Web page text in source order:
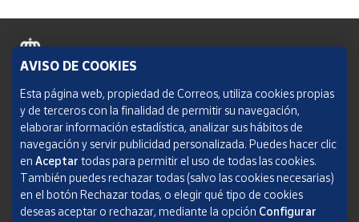
Política de cookies
Aviso legal
Condiciones del servicio
Política de Privacidad Web
AVISO DE COOKIES
Esta página web, propiedad de Correos, utiliza cookies propias
y de terceros con la finalidad de permitir su navegación,
elaborar información estadística, analizar sus hábitos de
navegación y servir publicidad personalizada. Puedes hacer clic
en Aceptar todas para permitir el uso de todas las cookies.
También puedes rechazar todas (salvo las cookies necesarias)
en el botón Rechazar todas, o elegir qué tipo de cookies
deseas aceptar o rechazar, mediante la opción Configurar